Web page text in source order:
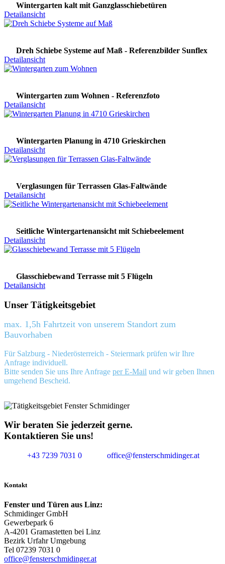
Wintergarten kalt mit Ganzglasschiebetüren
Detailansicht
Dreh Schiebe Systeme auf Maß - Referenzbilder Sunflex
Detailansicht
Wintergarten zum Wohnen - Referenzfoto
Detailansicht
Wintergarten Planung in 4710 Grieskirchen
Detailansicht
Verglasungen für Terrassen Glas-Faltwände
Detailansicht
Seitliche Wintergartenansicht mit Schiebeelement
Detailansicht
Glasschiebewand Terrasse mit 5 Flügeln
Detailansicht
Unser Tätigkeitsgebiet
max. 1,5h Fahrtzeit von unserem Standort zum
Bauvorhaben
Für Salzburg - Niederösterreich - Steiermark prüfen wir Ihre
Anfrage individuell.
Bitte senden Sie uns Ihre Anfrage per E-Mail und wir geben Ihnen
umgehend Bescheid.
Wir beraten Sie jederzeit gerne.
Kontaktieren Sie uns!
+43 7239 7031 0 office@fensterschmidinger.at
Kontakt
Fenster und Türen aus Linz:
Schmidinger GmbH
Gewerbepark 6
A-4201 Gramastetten bei Linz
Bezirk Urfahr Umgebung
Tel 07239 7031 0
office@fensterschmidinger.at